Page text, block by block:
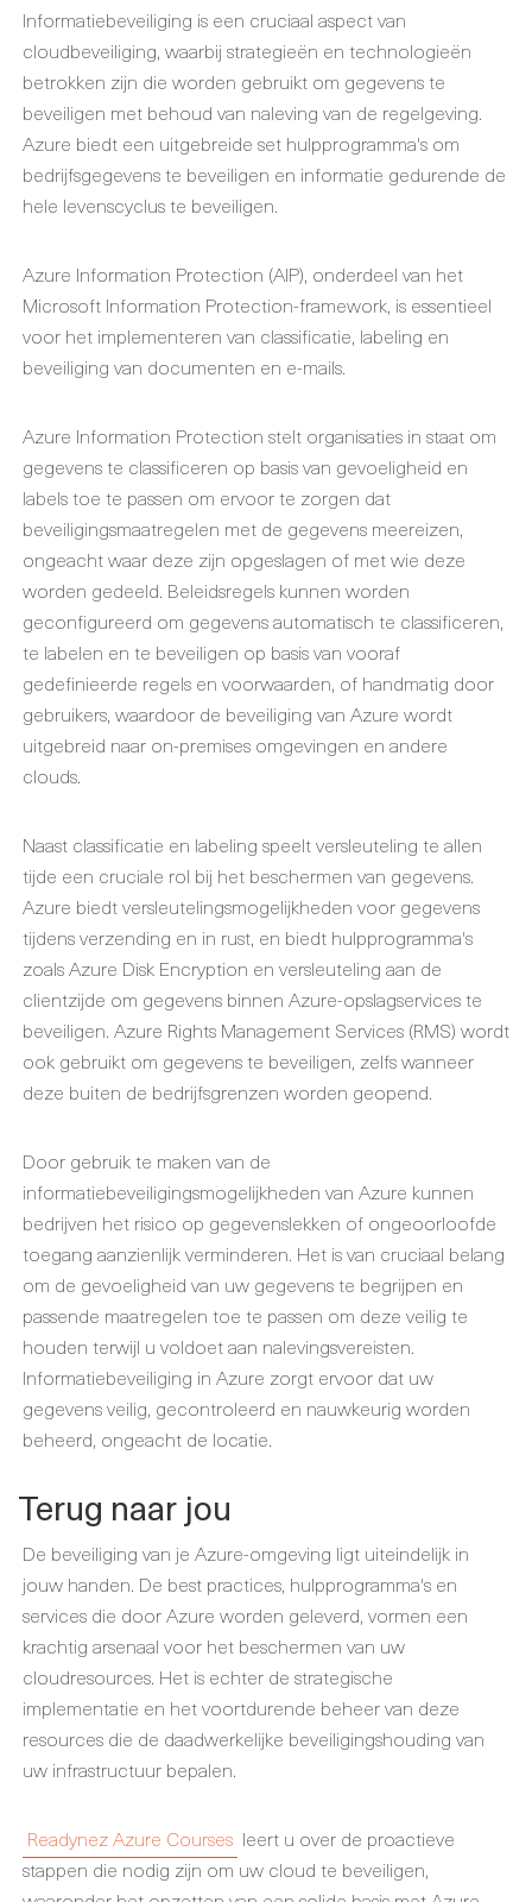
Informatiebeveiliging is een cruciaal aspect van
cloudbeveiliging, waarbij strategieën en technologieën
betrokken zijn die worden gebruikt om gegevens te
beveiligen met behoud van naleving van de regelgeving.
Azure biedt een uitgebreide set hulpprogramma's om
bedrijfsgegevens te beveiligen en informatie gedurende de
hele levenscyclus te beveiligen.
Azure Information Protection (AIP), onderdeel van het
Microsoft Information Protection-framework, is essentieel
voor het implementeren van classificatie, labeling en
beveiliging van documenten en e-mails.
Azure Information Protection stelt organisaties in staat om
gegevens te classificeren op basis van gevoeligheid en
labels toe te passen om ervoor te zorgen dat
beveiligingsmaatregelen met de gegevens meereizen,
ongeacht waar deze zijn opgeslagen of met wie deze
worden gedeeld. Beleidsregels kunnen worden
geconfigureerd om gegevens automatisch te classificeren,
te labelen en te beveiligen op basis van vooraf
gedefinieerde regels en voorwaarden, of handmatig door
gebruikers, waardoor de beveiliging van Azure wordt
uitgebreid naar on-premises omgevingen en andere
clouds.
Naast classificatie en labeling speelt versleuteling te allen
tijde een cruciale rol bij het beschermen van gegevens.
Azure biedt versleutelingsmogelijkheden voor gegevens
tijdens verzending en in rust, en biedt hulpprogramma's
zoals Azure Disk Encryption en versleuteling aan de
clientzijde om gegevens binnen Azure-opslagservices te
beveiligen. Azure Rights Management Services (RMS) wordt
ook gebruikt om gegevens te beveiligen, zelfs wanneer
deze buiten de bedrijfsgrenzen worden geopend.
Door gebruik te maken van de
informatiebeveiligingsmogelijkheden van Azure kunnen
bedrijven het risico op gegevenslekken of ongeoorloofde
toegang aanzienlijk verminderen. Het is van cruciaal belang
om de gevoeligheid van uw gegevens te begrijpen en
passende maatregelen toe te passen om deze veilig te
houden terwijl u voldoet aan nalevingsvereisten.
Informatiebeveiliging in Azure zorgt ervoor dat uw
gegevens veilig, gecontroleerd en nauwkeurig worden
beheerd, ongeacht de locatie.
Terug naar jou
De beveiliging van je Azure-omgeving ligt uiteindelijk in
jouw handen. De best practices, hulpprogramma's en
services die door Azure worden geleverd, vormen een
krachtig arsenaal voor het beschermen van uw
cloudresources. Het is echter de strategische
implementatie en het voortdurende beheer van deze
resources die de daadwerkelijke beveiligingshouding van
uw infrastructuur bepalen.
Readynez Azure Courses leert u over de proactieve
stappen die nodig zijn om uw cloud te beveiligen,